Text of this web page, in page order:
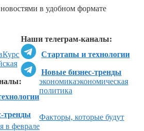
в удобном формате
Наши телеграм-каналы:
Стартапы и технологии
Новые бизнес-тренды
тренды
Курс
экономикаэкономическая
политика
Факторы, которые будут
в феврале